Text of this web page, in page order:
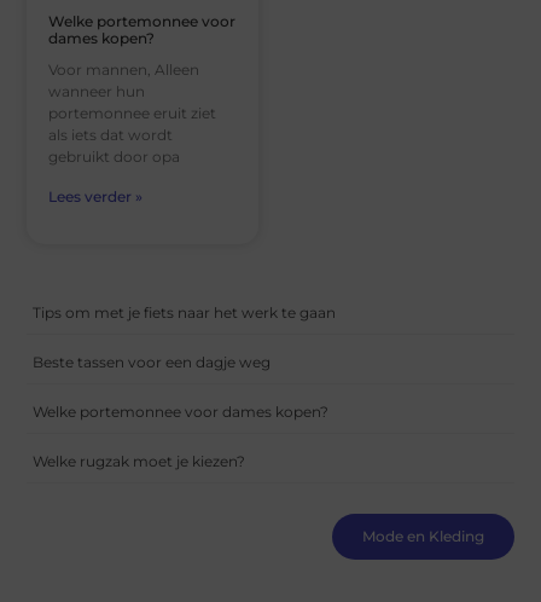
Welke portemonnee voor
dames kopen?
Voor mannen, Alleen
wanneer hun
portemonnee eruit ziet
als iets dat wordt
gebruikt door opa
Lees verder »
Tips om met je fiets naar het werk te gaan
Beste tassen voor een dagje weg
Welke portemonnee voor dames kopen?
Welke rugzak moet je kiezen?
Mode en Kleding